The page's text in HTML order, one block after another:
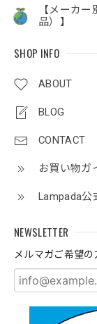
【メーカ
品）】
SHOP INFO
ABOUT
BLOG
CONTACT
お買い物ガ
Lampada公
NEWSLETTER
メルマガご希望の